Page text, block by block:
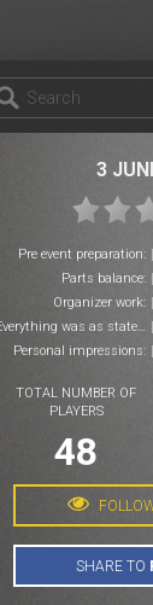
3
Pre event preparation:
Parts balance:
Organizer work:
Everything was as stated:
Personal impressions:
TOTAL NUMBER OF
PLAYERS
48